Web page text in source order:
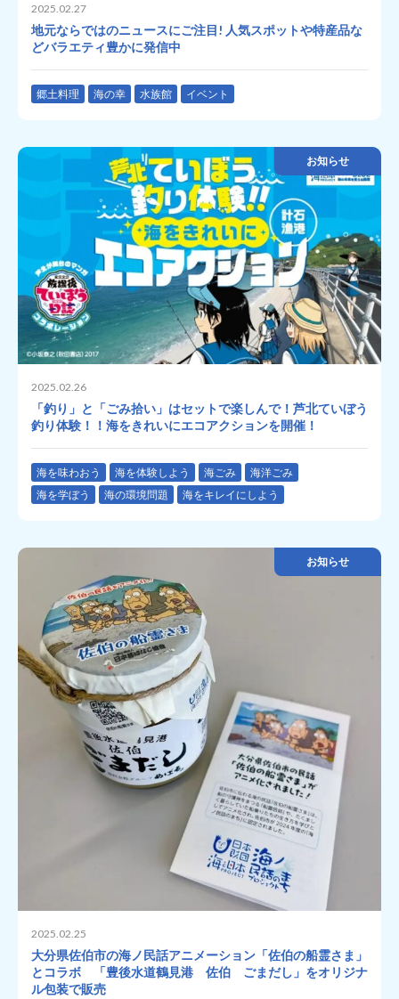
2025.02.27
地元ならではのニュースにご注目! 人気スポットや特産品な
どバラエティ豊かに発信中
郷土料理 海の幸 水族館 イベント
お知らせ
2025.02.26
「釣り」と「ごみ拾い」はセットで楽しんで！芦北ていぼう
釣り体験！！海をきれいにエコアクションを開催！
海を味わおう 海を体験しよう 海ごみ
海洋ごみ
海を学ぼう
海の環境問題 海をキレイにしよう
お知らせ
2025.02.25
大分県佐伯市の海ノ民話アニメーション「佐伯の船霊さま」
とコラボ 「豊後水道鶴見港 佐伯 ごまだし」をオリジナ
ル包装で販売